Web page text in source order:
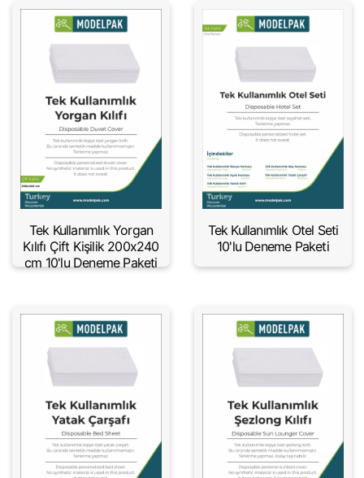
Tek Kullanımlık Yorgan
Kılıfı Çift Kişilik 200x240
cm 10'lu Deneme Paketi
Tek Kullanımlık Otel Seti
10'lu Deneme Paketi